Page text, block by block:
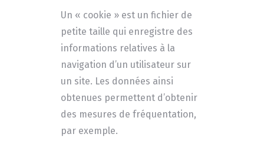
Un « cookie » est un fichier de
petite taille qui enregistre des
informations relatives à la
navigation d’un utilisateur sur
un site. Les données ainsi
obtenues permettent d’obtenir
des mesures de fréquentation,
par exemple.